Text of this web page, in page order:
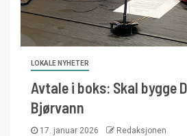
LOKALE NYHETER
Avtale i boks: Skal bygge
Bjørvann
17. januar 2026 Redaksjonen